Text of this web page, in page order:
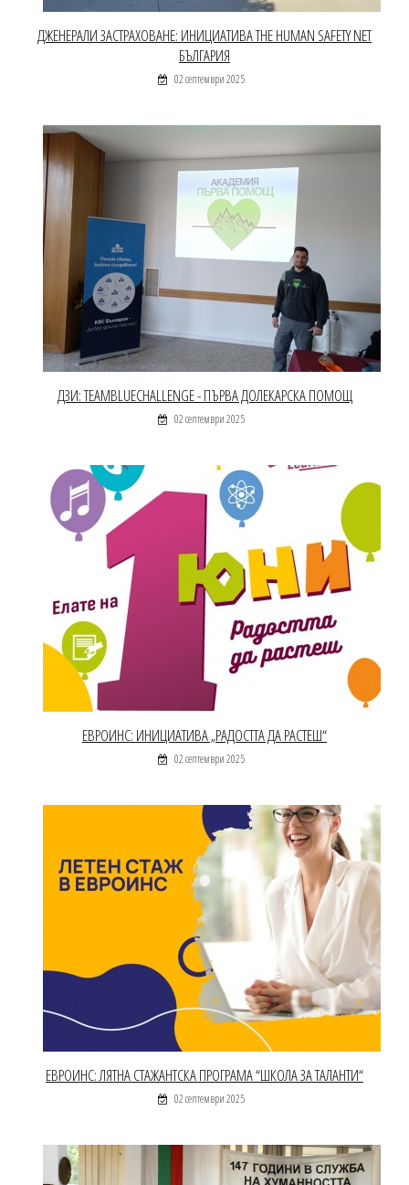
ДЖЕНЕРАЛИ ЗАСТРАХОВАНЕ: ИНИЦИАТИВА THE HUMAN SAFETY NET
БЪЛГАРИЯ
02 септември 2025
ДЗИ: TEAMBLUECHALLENGE - ПЪРВА ДОЛЕКАРСКА ПОМОЩ
02 септември 2025
ЕВРОИНС: ИНИЦИАТИВА „РАДОСТТА ДА РАСТЕШ“
02 септември 2025
ЕВРОИНС: ЛЯТНА СТАЖАНТСКА ПРОГРАМА “ШКОЛА ЗА ТАЛАНТИ“
02 септември 2025